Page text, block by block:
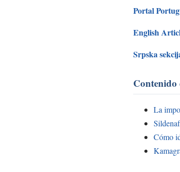
Portal
English
Srpska
Contenido
La
Cómo